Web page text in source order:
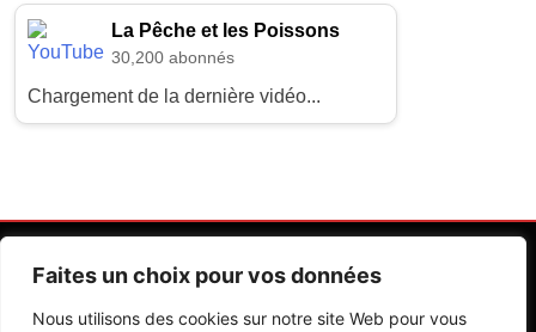
Faites un choix pour vos données
Nous utilisons des cookies sur notre site Web pour vous
La Pêche et les Poissons
30,200 abonnés
Chargement de la dernière vidéo...